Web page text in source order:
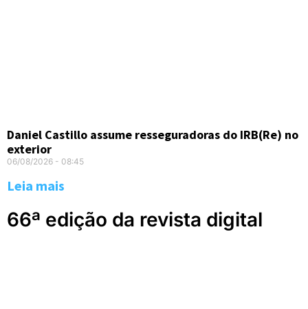
Daniel Castillo assume resseguradoras do IRB(Re) no
exterior
06/08/2026 08:45
Leia mais
66ª edição da revista digital